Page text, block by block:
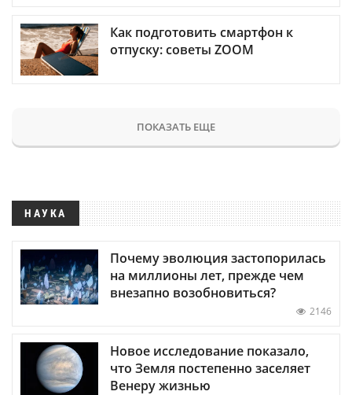
Как подготовить смартфон к
отпуску: советы ZOOM
ПОКАЗАТЬ ЕЩЕ
НАУКА
Почему эволюция застопорилась
на миллионы лет, прежде чем
внезапно возобновиться?
2146
Новое исследование показало,
что Земля постепенно заселяет
Венеру жизнью